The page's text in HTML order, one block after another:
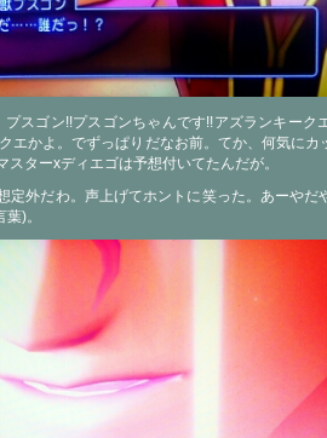
スゴン!!プスゴンちゃんです!!アズランキーク
エかよ。でずっぱりだなお前。てか、何気にカ
ターxディエゴは予想付いてたんだが。
定外だわ。声上げてホントに笑った。あーやだ
)。